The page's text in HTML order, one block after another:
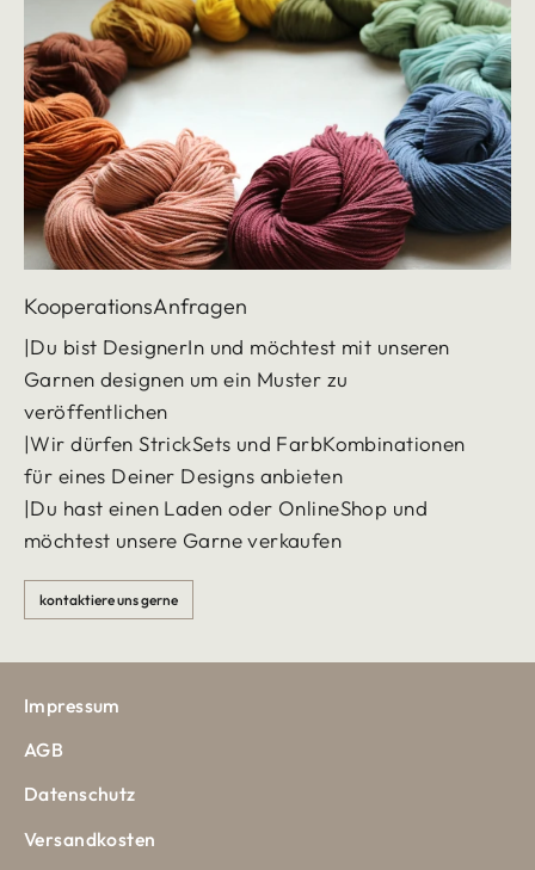
KooperationsAnfragen
|Du bist DesignerIn und möchtest mit unseren
Garnen designen um ein Muster zu
veröffentlichen
|Wir dürfen StrickSets und FarbKombinationen
für eines Deiner Designs anbieten
|Du hast einen Laden oder OnlineShop und
möchtest unsere Garne verkaufen
kontaktiere uns gerne
Impressum
AGB
Datenschutz
Versandkosten